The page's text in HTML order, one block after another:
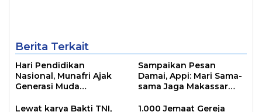
Berita Terkait
Hari Pendidikan
Nasional, Munafri Ajak
Generasi Muda
Lewat Literasi
Sampaikan Pesan
Damai, Appi: Mari Sama-
sama Jaga Makassar
Agama
Lewat karya Bakti TNI,
1.000 Jemaat Gereja